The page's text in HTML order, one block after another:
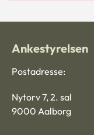
Ankestyrelsen
Postadresse:
Nytorv 7, 2. sal
9000 Aalborg